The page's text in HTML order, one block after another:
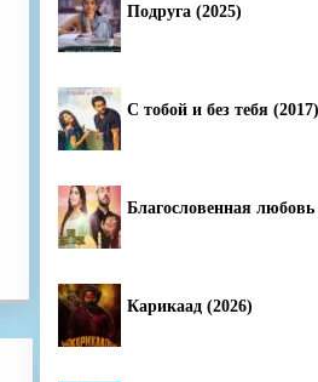
Подруга (2025)
С тобой и без тебя (2017)
Благословенная любовь
Карикаад (2026)